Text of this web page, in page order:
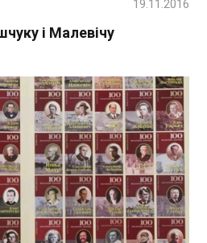
і Малевічу
19.11.2016